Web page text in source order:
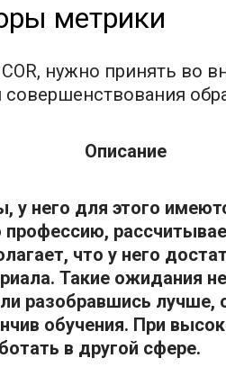
метрики
нужно принять во
Описание
у него для этого
что у него
Такие ожидания
разобравшись лучше,
обучения. При
в другой сфере.